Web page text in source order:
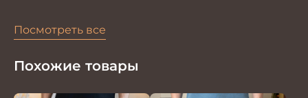
Посмотреть все
Похожие товары